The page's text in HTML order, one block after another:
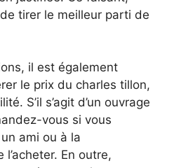
tirer le meilleur parti de
il est également
le prix du charles tillon,
S’il s’agit d’un ouvrage
vous si vous
ami ou à la
En outre,